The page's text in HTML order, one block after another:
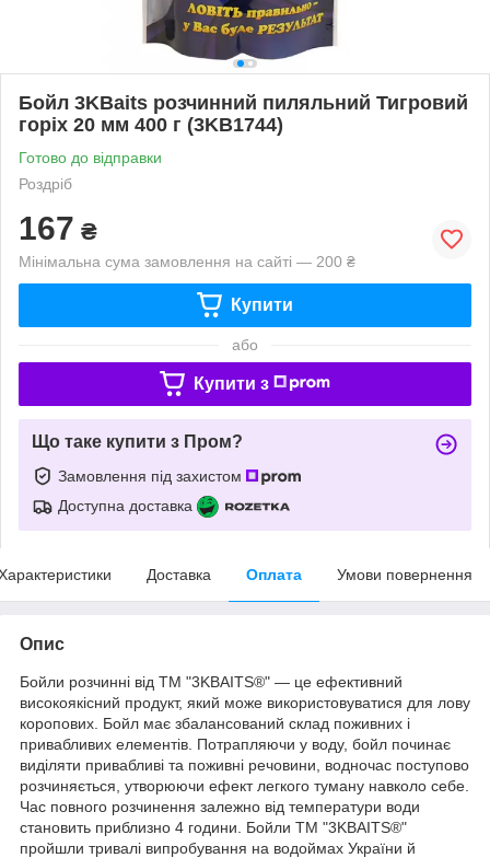
Бойл 3KBaits розчинний пиляльний Тигровий
горіх 20 мм 400 г (3KB1744)
Готово до відправки
Роздріб
167 ₴
Мінімальна сума замовлення на сайті — 200 ₴
Купити
або
Купити з
Що таке купити з Пром?
Замовлення під захистом
Доступна доставка
Доставка Оплата Умови повернення
Опис
Бойли розчинні від ТМ "3KBAITS®" — це ефективний
високоякісний продукт, який може використовуватися для лову
коропових. Бойл має збалансований склад поживних і
привабливих елементів. Потрапляючи у воду, бойл починає
виділяти привабливі та поживні речовини, водночас поступово
розчиняється, утворюючи ефект легкого туману навколо себе.
Час повного розчинення залежно від температури води
становить приблизно 4 години. Бойли ТМ "3KBAITS®"
пройшли тривалі випробування на водоймах України й